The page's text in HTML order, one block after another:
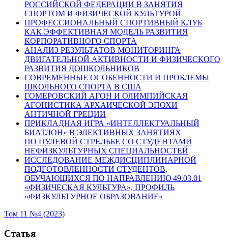
РОССИЙСКОЙ ФЕДЕРАЦИИ В ЗАНЯТИЯ
СПОРТОМ И ФИЗИЧЕСКОЙ КУЛЬТУРОЙ
ПРОФЕССИОНАЛЬНЫЙ СПОРТИВНЫЙ КЛУБ
КАК ЭФФЕКТИВНАЯ МОДЕЛЬ РАЗВИТИЯ
КОРПОРАТИВНОГО СПОРТА
АНАЛИЗ РЕЗУЛЬТАТОВ МОНИТОРИНГА
ДВИГАТЕЛЬНОЙ АКТИВНОСТИ И ФИЗИЧЕСКОГО
РАЗВИТИЯ ДОШКОЛЬНИКОВ
СОВРЕМЕННЫЕ ОСОБЕННОСТИ И ПРОБЛЕМЫ
ШКОЛЬНОГО СПОРТА В США
ГОМЕРОВСКИЙ АГОН И ОЛИМПИЙСКАЯ
АГОНИСТИКА АРХАИЧЕСКОЙ ЭПОХИ
АНТИЧНОЙ ГРЕЦИИ
ПРИКЛАДНАЯ ИГРА «ИНТЕЛЛЕКТУАЛЬНЫЙ
БИАТЛОН» В ЭЛЕКТИВНЫХ ЗАНЯТИЯХ
ПО ПУЛЕВОЙ СТРЕЛЬБЕ СО СТУДЕНТАМИ
НЕФИЗКУЛЬТУРНЫХ СПЕЦИАЛЬНОСТЕЙ
ИССЛЕДОВАНИЕ МЕЖДИСЦИПЛИНАРНОЙ
ПОДГОТОВЛЕННОСТИ СТУДЕНТОВ,
ОБУЧАЮЩИХСЯ ПО НАПРАВЛЕНИЮ 49.03.01
«ФИЗИЧЕСКАЯ КУЛЬТУРА», ПРОФИЛЬ
«ФИЗКУЛЬТУРНОЕ ОБРАЗОВАНИЕ»
Том 11 №4 (2023)
Статья